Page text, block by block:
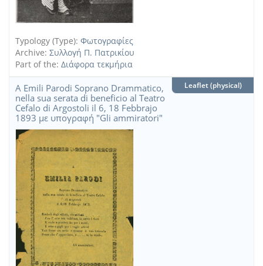
Typology (Type): Φωτογραφίες
Archive: Συλλογή Π. Πατρικίου
Part of the: Διάφορα τεκμήρια
A Emili Parodi Soprano Drammatico,
nella sua serata di beneficio al Teatro
Cefalo di Argostoli il 6, 18 Febbrajo
1893 με υπογραφή "Gli ammiratori"
Leaflet (physical)